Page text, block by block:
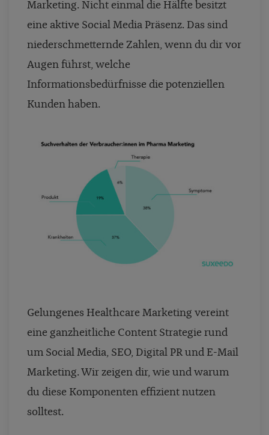
Marketing. Nicht einmal die Hälfte besitzt
eine aktive Social Media Präsenz. Das sind
niederschmetternde Zahlen, wenn du dir vor
Augen führst, welche
Informationsbedürfnisse die potenziellen
Kunden haben.
Gelungenes Healthcare Marketing vereint
eine ganzheitliche Content Strategie rund
um Social Media, SEO, Digital PR und E-Mail
Marketing. Wir zeigen dir, wie und warum
du diese Komponenten effizient nutzen
solltest.